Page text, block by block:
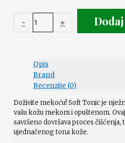
- +
Opis
Brand
Recenzije (0)
Doživite mekoću! Soft Tonic je
vašu kožu mekom i opuštenom.
savršeno dovršava proces čišćenja,
ujednačenog tona kože.